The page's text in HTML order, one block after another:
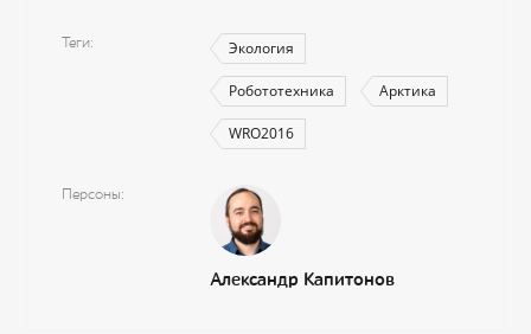
Теги Экология
Робототехника Арктика
WRO2016
Персоны
Александр Капитонов